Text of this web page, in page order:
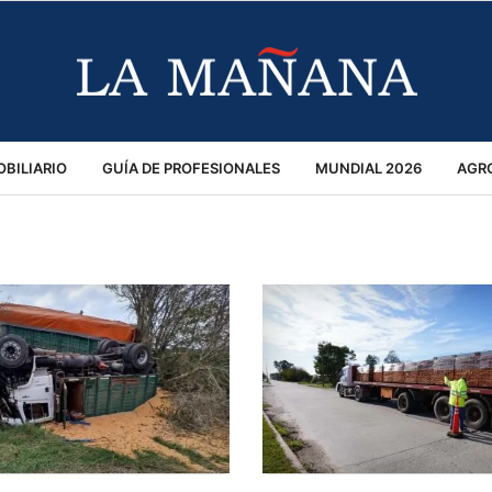
GUÍA DE PROFESIONALES MUNDIAL 2026